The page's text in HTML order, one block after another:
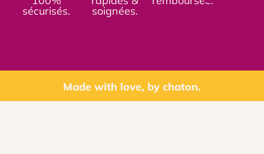
sécurisés. soignées.
Made with love, by chaton.